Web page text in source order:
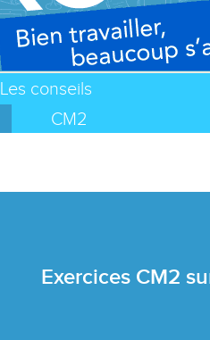
Les conseils
CM2
Exercices CM2